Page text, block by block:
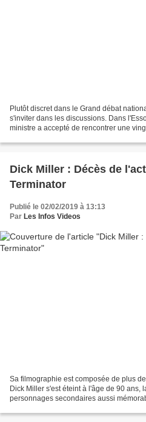
Plutôt discret dans le Grand débat
s'inviter dans les discussions. Dans
ministre a accepté de rencontrer une
Dick Miller : Décès de
Terminator
Publié le 02/02/2019 à 13:13
Par Les Infos Videos
Sa filmographie est composée de plus
Dick Miller s'est éteint à l'âge de 90 ans,
personnages secondaires aussi